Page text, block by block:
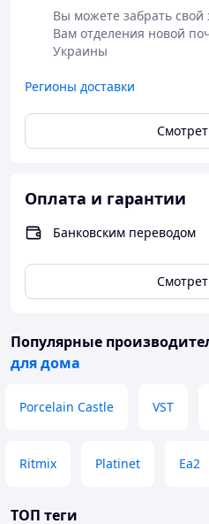
Ассортимент готовых часов
Компания Мир стендов
можно на сайте компании:
Наши официальные
Оригінальний настінний
Такий годинник не тільки
Вы можете забрать свой
Вам отделения новой
Украины
Регионы доставки
Оплата и гарантии
Банковским переводом
Популярные
для дома
Porcelain Castle VST
Ritmix Platinet Ea2
ТОП теги